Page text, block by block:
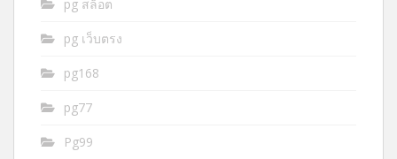
pg สล็อต
pg เว็บตรง
pg168
pg77
Pg99